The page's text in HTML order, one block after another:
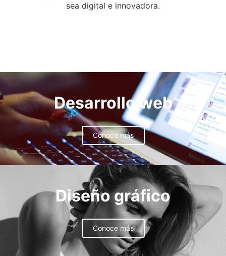
sea digital e innovadora.
Desarrollo web
Conoce más
Diseño gráfico
Conoce más